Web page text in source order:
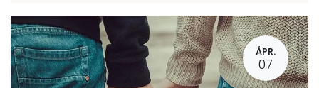
ÁPR.
07